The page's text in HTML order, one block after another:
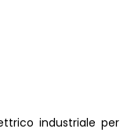
industriale per